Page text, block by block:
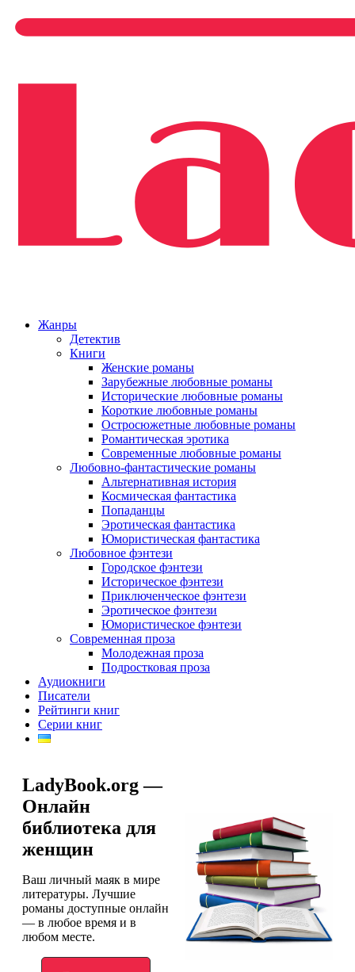
Жанры
Детектив
Книги
Женские романы
Зарубежные любовные романы
Исторические любовные романы
Короткие любовные романы
Остросюжетные любовные романы
Романтическая эротика
Современные любовные романы
Любовно-фантастические романы
Альтернативная история
Космическая фантастика
Попаданцы
Эротическая фантастика
Юмористическая фантастика
Любовное фэнтези
Городское фэнтези
Историческое фэнтези
Приключенческое фэнтези
Эротическое фэнтези
Юмористическое фэнтези
Современная проза
Молодежная проза
Подростковая проза
Аудиокниги
Писатели
Рейтинги книг
Серии книг
LadyBook.org —
Онлайн
библиотека для
женщин
Ваш личный маяк в мире
литературы. Лучшие
романы доступные онлайн
— в любое время и в
любом месте.